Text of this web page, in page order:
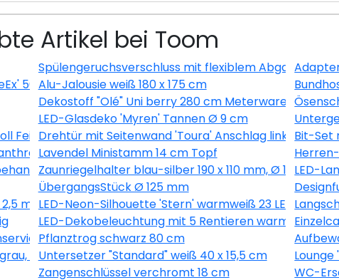
Artikel bei Toom
Spülengeruchsverschluss mit flexiblem Abgang
500 ml
Alu-Jalousie weiß 180 x 175 cm
Dekostoff "Olé" Uni berry 280 cm Meterware
LED-Glasdeko 'Myren' Tannen Ø 9 cm
Feingewinde
Drehtür mit Seitenwand 'Toura' Anschlag links 100 x
Bit-Set
Lavendel Ministamm 14 cm Topf
6 Stück
Zaunriegelhalter blau-silber 190 x 110 mm, Ø 10,7 mm
LED-
ÜbergangsStück Ø 125 mm
m LED-Neon-Silhouette 'Stern' warmweiß 23 LEDs
LED-Dekobeleuchtung mit 5 Rentieren warmweiß
2,5 l
Pflanztrog schwarz 80 cm
9-teilig
Untersetzer "Standard" weiß 40 x 15,5 cm
Lounge
Zangenschlüssel verchromt 18 cm
WC-